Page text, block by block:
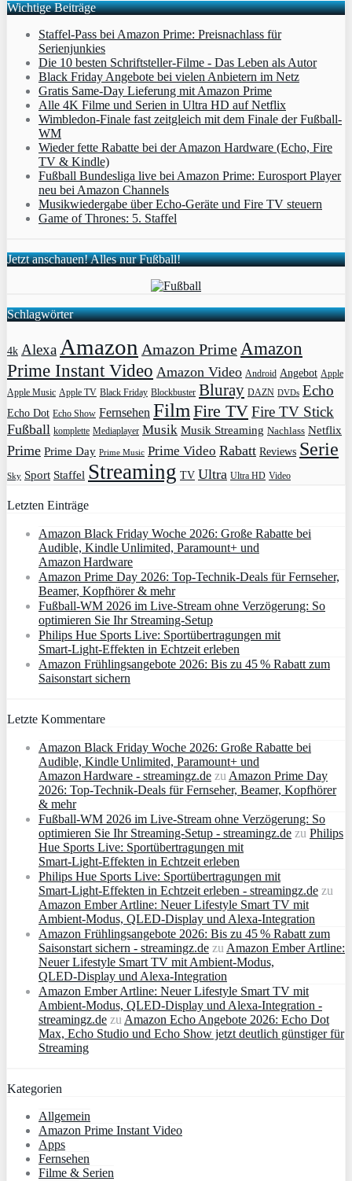
Wichtige Beiträge
Staffel-Pass bei Amazon Prime: Preisnachlass für
Serienjunkies
Die 10 besten Schriftsteller-Filme - Das Leben als Autor
Black Friday Angebote bei vielen Anbietern im Netz
Gratis Same-Day Lieferung mit Amazon Prime
Alle 4K Filme und Serien in Ultra HD auf Netflix
Wimbledon-Finale fast zeitgleich mit dem Finale der Fußball-
WM
Wieder fette Rabatte bei der Amazon Hardware (Echo, Fire
TV & Kindle)
Fußball Bundesliga live bei Amazon Prime: Eurosport Player
neu bei Amazon Channels
Musikwiedergabe über Echo-Geräte und Fire TV steuern
Game of Thrones: 5. Staffel
Jetzt anschauen! Alles nur Fußball!
Schlagwörter
4k AlexaAmazon Amazon PrimeAmazon
Prime Instant Video Amazon Video Android Angebot Apple
Apple Music Apple TV Black Friday Blockbuster Bluray DAZN DVDs Echo
Echo Dot Echo Show Fernsehen FilmFire TVFire TV Stick
Fußball komplette Mediaplayer Musik Musik Streaming Nachlass Netflix
Prime Prime Day Prime Music Prime Video Rabatt Reviews Serie
Sky Sport Staffel Streaming TV Ultra Ultra HD Video
Letzten Einträge
Amazon Black Friday Woche 2026: Große Rabatte bei
Audible, Kindle Unlimited, Paramount+ und
Amazon Hardware
Amazon Prime Day 2026: Top-Technik-Deals für Fernseher,
Beamer, Kopfhörer & mehr
Fußball-WM 2026 im Live-Stream ohne Verzögerung: So
optimieren Sie Ihr Streaming-Setup
Philips Hue Sports Live: Sportübertragungen mit
Smart‑Light‑Effekten in Echtzeit erleben
Amazon Frühlingsangebote 2026: Bis zu 45 % Rabatt zum
Saisonstart sichern
Letzte Kommentare
Amazon Black Friday Woche 2026: Große Rabatte bei
Audible, Kindle Unlimited, Paramount+ und
Amazon Hardware - streamingz.de zuAmazon Prime Day
2026: Top-Technik-Deals für Fernseher, Beamer, Kopfhörer
& mehr
Fußball-WM 2026 im Live-Stream ohne Verzögerung: So
optimieren Sie Ihr Streaming-Setup - streamingz.de zu Philips
Hue Sports Live: Sportübertragungen mit
Smart‑Light‑Effekten in Echtzeit erleben
Philips Hue Sports Live: Sportübertragungen mit
Smart‑Light‑Effekten in Echtzeit erleben - streamingz.de zu
Amazon Ember Artline: Neuer Lifestyle Smart TV mit
Ambient‑Modus, QLED‑Display und Alexa‑Integration
Amazon Frühlingsangebote 2026: Bis zu 45 % Rabatt zum
Saisonstart sichern - streamingz.de zuAmazon Ember Artline:
Neuer Lifestyle Smart TV mit Ambient‑Modus,
QLED‑Display und Alexa‑Integration
Amazon Ember Artline: Neuer Lifestyle Smart TV mit
Ambient‑Modus, QLED‑Display und Alexa‑Integration -
streamingz.de zuAmazon Echo Angebote 2026: Echo Dot
Max, Echo Studio und Echo Show jetzt deutlich günstiger für
Streaming
Kategorien
Allgemein
Amazon Prime Instant Video
Apps
Fernsehen
Filme & Serien